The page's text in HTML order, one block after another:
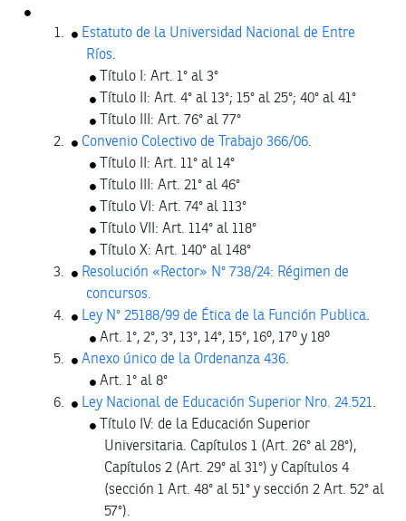
Estatuto de la Universidad Nacional de Entre
Ríos.
Título I: Art. 1° al 3°
Título II: Art. 4° al 13°; 15° al 25°; 40° al 41°
Título III: Art. 76° al 77°
Convenio Colectivo de Trabajo 366/06.
Título II: Art. 11° al 14°
Título III: Art. 21° al 46°
Título VI: Art. 74° al 113°
Título VII: Art. 114° al 118°
Título X: Art. 140° al 148°
Resolución «Rector» N° 738/24: Régimen de
concursos.
Ley N° 25188/99 de Ética de la Función Publica.
Art. 1°, 2°, 3°, 13°, 14°, 15°, 16º, 17º y 18º
Anexo único de la Ordenanza 436.
Art. 1° al 8°
Ley Nacional de Educación Superior Nro. 24.521.
Título IV: de la Educación Superior
Universitaria. Capítulos 1 (Art. 26° al 28°),
Capítulos 2 (Art. 29° al 31°) y Capítulos 4
(sección 1 Art. 48° al 51° y sección 2 Art. 52° al
57°).